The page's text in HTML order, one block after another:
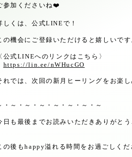
参加くださいね❤️
しくは、公式LINEで！
の機会にご登録いただけると嬉しいです
〈公式LINEへのリンクはこちら〉
https://lin.ee/nWHucGO
れでは、次回の新月ヒーリングをお楽し
・～・～・～・～・～・～・～
日も最後までお読みいただきありがと
の後もhappy溢れる時間をお過ごしく